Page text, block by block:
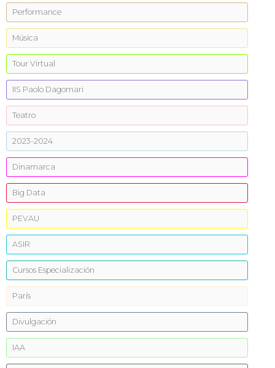
Performance
Música
Tour Virtual
IIS Paolo Dagomari
Teatro
2023-2024
Dinamarca
Big Data
PEVAU
ASIR
Cursos Especialización
París
Divulgación
IAA